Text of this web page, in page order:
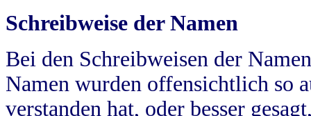
Schreibweise der Namen
Bei den Schreibweisen der
Namen wurden offensichtlich so
verstanden hat, oder besser